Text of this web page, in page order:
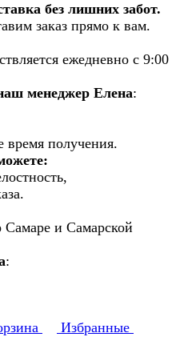
без лишних забот.
заказ прямо к вам.
ежедневно с 9:00
менеджер Елена:
время получения.
Самаре и Самарской
:
Избранные